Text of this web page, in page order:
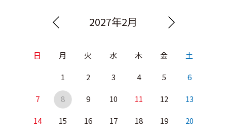
2027年2月
日 月 火 水 木 金 土
1 2 3 4 5 6
7 8 9 10 11 12 13
14 15 16 17 18 19 20